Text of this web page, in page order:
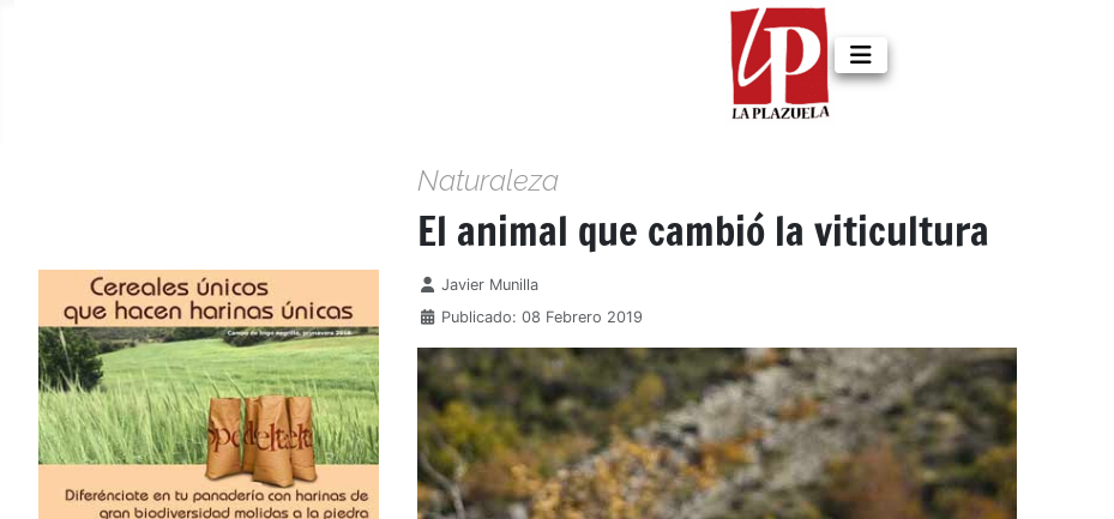
Naturaleza
El animal que cambió la viticultura
Detalles
Javier Munilla
Publicado: 08 Febrero 2019